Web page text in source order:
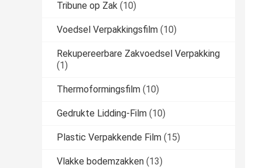
Tribune op Zak (10)
Voedsel Verpakkingsfilm (10)
Rekupereerbare Zakvoedsel Verpakking
(1)
Thermoformingsfilm (10)
Gedrukte Lidding-Film (10)
Plastic Verpakkende Film (15)
Vlakke bodemzakken (13)